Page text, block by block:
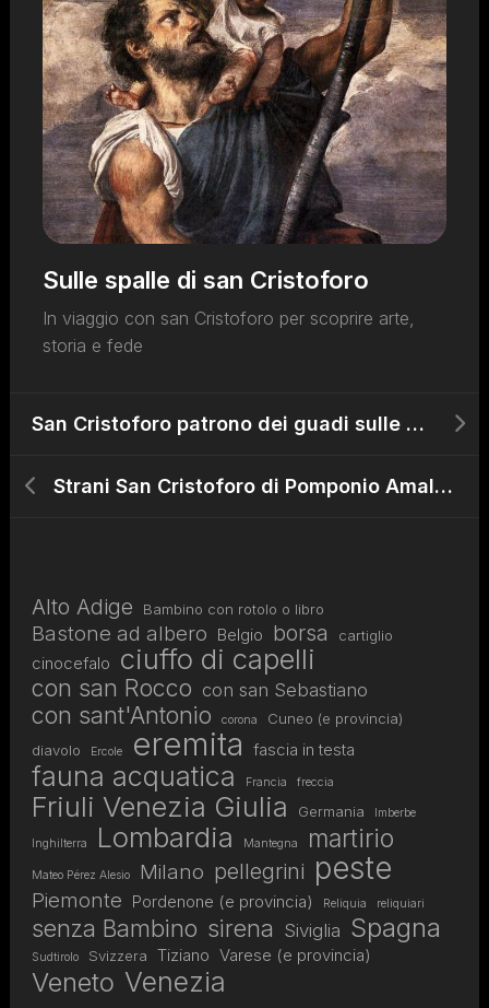
Sulle spalle di san Cristoforo
In viaggio con san Cristoforo per scoprire arte,
storia e fede
San Cristoforo patrono dei guadi sulle vie d’Allemagna in Friuli
Strani San Cristoforo di Pomponio Amalteo, tra Gleris e Portogruaro
Alto Adige Bambino con rotolo o libro
Bastone ad albero Belgio borsa cartiglio
cinocefalo ciuffo di capelli
con san Rocco con san Sebastiano
con sant'Antonio corona
Cuneo (e provincia)
diavolo
Ercole eremita fascia in testa
fauna acquatica Francia freccia
Friuli Venezia Giulia Germania Imberbe
Inghilterra Lombardia Mantegna martirio
Mateo Pérez Alesio Milano pellegrini peste
Piemonte Pordenone (e provincia) Reliquia reliquiari
senza Bambino sirena Siviglia Spagna
Sudtirolo Svizzera Tiziano Varese (e provincia)
Veneto Venezia